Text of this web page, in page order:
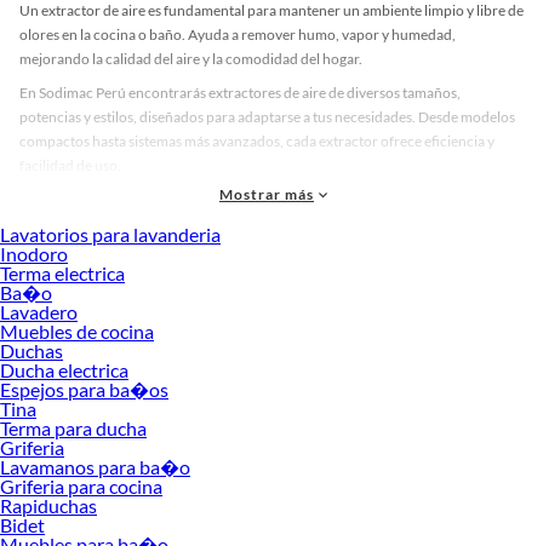
Un extractor de aire es fundamental para mantener un ambiente limpio y libre de
olores en la cocina o baño. Ayuda a remover humo, vapor y humedad,
mejorando la calidad del aire y la comodidad del hogar.
En Sodimac Perú encontrarás extractores de aire de diversos tamaños,
potencias y estilos, diseñados para adaptarse a tus necesidades. Desde modelos
compactos hasta sistemas más avanzados, cada extractor ofrece eficiencia y
Existen diferentes tipos de extractores de aire según su instalación y función. Los
más comunes incluyen extractores de pared, techo y los de campana para
cocinas, que permiten evacuar aire de manera efectiva y mantener el ambiente
libre de olores.
Al elegir un extractor de aire, es importante considerar el tamaño del espacio y el
caudal de extracción, que determina la rapidez con la que se renueva el aire. Esto
garantiza un funcionamiento eficiente y reduce problemas de humedad y malos
olores.
Características y funciones
Los extractores de aire modernos cuentan con características que mejoran su
desempeño y comodidad. Algunos modelos incluyen control de velocidad,
sensores de humedad y temporizadores automáticos, que permiten ajustar la
Mostrar más
Lavatorios para lavanderia
Inodoro
Terma electrica
Ba�o
Lavadero
Muebles de cocina
Duchas
Ducha electrica
Espejos para ba�os
Tina
Terma para ducha
Griferia
Lavamanos para ba�o
Griferia para cocina
Rapiduchas
Bidet